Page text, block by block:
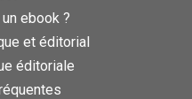
ebook ?
et éditorial
éditoriale